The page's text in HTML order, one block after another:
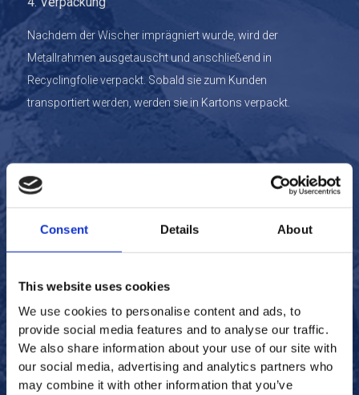
Consent Details About
This website uses cookies
We use cookies to personalise content and ads, to
provide social media features and to analyse our traffic.
We also share information about your use of our site with
our social media, advertising and analytics partners who
may combine it with other information that you’ve
Nachdem der Wischer imprägniert wurde, wird der
Metallrahmen ausgetauscht und anschließend in
Recyclingfolie verpackt. Sobald sie zum Kunden
transportiert werden, werden sie in Kartons verpackt.
5. Transport
Der Versand erfolgt auf zwei verschiedene Arten:
wenn der Kunde auch andere Produkte wie
Schmutzfangmatten gemietet hat.
– Per Paketdienst: